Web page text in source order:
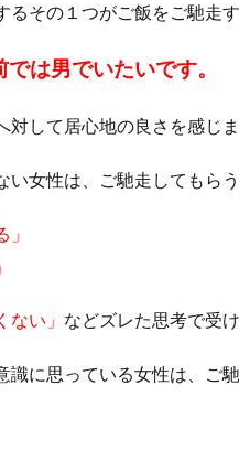
その１つがご飯をご馳走す
は男でいたいです。
して居心地の良さを感じま
女性は、ご馳走してもらう
ない」 などズレた思考で受
に思っている女性は、ご